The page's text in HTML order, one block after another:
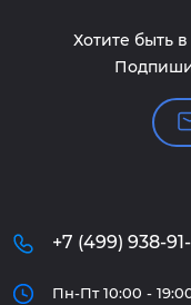
Хотите быть
+7 (499) 938-
Пн-Пт 10:00 -